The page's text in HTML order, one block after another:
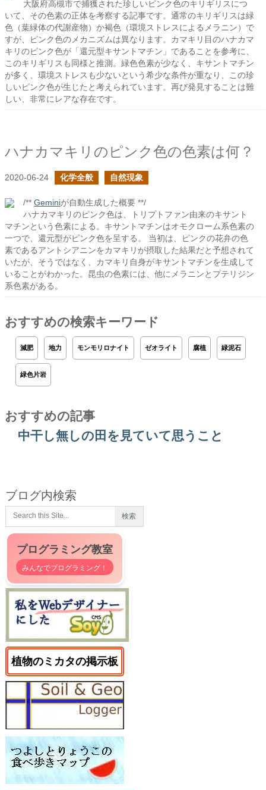
大阪府高槻市で捕獲された珍しいピンク色のキリギリスにつ
いて、その色素の正体を考察する記事です。通常のキリギリスは緑
色（葉緑体の代謝産物）か褐色（環境ストレスによるメラニン）で
すが、ピンク色のメカニズムは異なります。カマキリ目のハナカマ
キリのピンク色が「還元型キサントマチン」であることを参考に、
このキリギリスも同様と推測。緑色色素が少なく、キサントマチン
が多く、環境ストレスも少ないという希少な条件が重なり、この珍
しいピンク色が生じたと考えられています。再び発見することは難
しい、非常にレアな存在です。
ハナカマキリのピンク色の色素は何？
2020-06-24 化学全般 自然現象
/** Geminiが自動生成した概要 **/
ハナカマキリのピンク色は、トリプトファン由来のキサント
マチンという色素による。キサントマチンはオモクローム系色素の
一つで、還元型がピンク色を呈する。 当初は、ピンクの花弁の色
素であるアントシアニンをカマキリが摂取した結果だと予想されて
いたが、そうではなく、カマキリ自身がキサントマチンを生成して
いることがわかった。昆虫の色素には、他にメラニンとプテリジン
系色素がある。
おすすめの検索キーワード
減肥 地力 モンモリロナイト ゼオライト 腐植 緑泥石
緑色片岩
おすすめの記事
中干し無しの田を見ていて思うこと
ブログ内検索
プログラミング教室
みんなでプログラミング！
植物のミカタの掲示板